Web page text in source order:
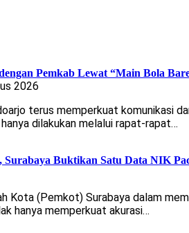
Pemkab Lewat “Main Bola
2026
terus memperkuat komunikasi
dilakukan melalui rapat-rapat…
Surabaya Buktikan Satu Data NIK
Kota (Pemkot) Surabaya dalam
hanya memperkuat akurasi…